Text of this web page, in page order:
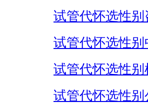
试管代怀选性别
试管代怀选性别
试管代怀选性别
试管代怀选性别